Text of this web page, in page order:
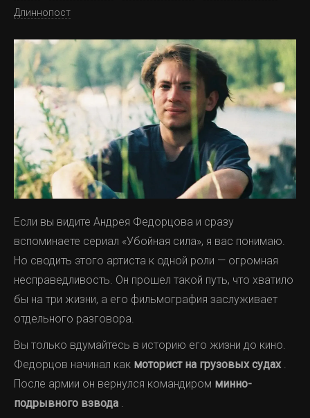
Длиннопост
Если вы видите Андрея Федорцова и сразу
вспоминаете сериал «Убойная сила», я вас понимаю.
Но сводить этого артиста к одной роли — огромная
несправедливость. Он прошел такой путь, что хватило
бы на три жизни, а его фильмография заслуживает
отдельного разговора.
Вы только вдумайтесь в историю его жизни до кино.
Федорцов начинал как моторист на грузовых судах
После армии он вернулся командиром минно-
подрывного взвода